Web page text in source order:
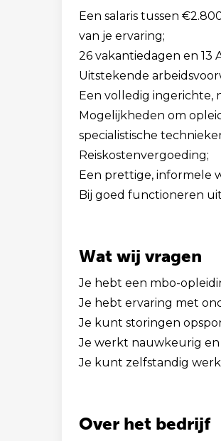
Een salaris tussen
van je ervaring;
26 vakantiedagen en 13
Uitstekende
Een volledig ingerichte,
Mogelijkheden om
specialistische
Reiskostenvergoeding;
Een prettige, informele
Bij goed functioneren
Wat wij vragen
Je hebt een mbo-
Je hebt ervaring met
Je kunt storingen
Je werkt nauwkeurig
Je kunt zelfstandig
Over het bedrijf